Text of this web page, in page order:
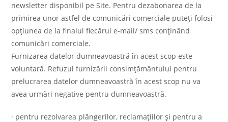
newsletter disponibil pe Site. Pentru dezabonarea de la
primirea unor astfel de comunicări comerciale puteți folosi
opţiunea de la finalul fiecărui e-mail/ sms conţinând
comunicări comerciale.
Furnizarea datelor dumneavoastră în acest scop este
voluntară. Refuzul furnizării consimțământului pentru
prelucrarea datelor dumneavoastră în acest scop nu va
avea urmări negative pentru dumneavoastră.
· pentru rezolvarea plângerilor, reclamaţiilor şi pentru a